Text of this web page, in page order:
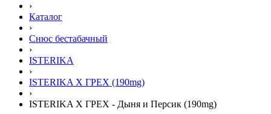
›
Каталог
›
Снюс бестабачный
›
ISTERIKA
›
ISTERIKA X ГРЕХ (190mg)
›
ISTERIKA X ГРЕХ - Дыня и Персик (190mg)